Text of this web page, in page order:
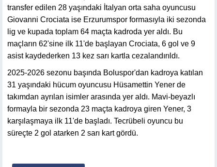
transfer edilen 28 yaşındaki İtalyan orta saha oyuncusu
Giovanni Crociata ise Erzurumspor formasıyla iki sezonda
lig ve kupada toplam 64 maçta kadroda yer aldı. Bu
maçların 62'sine ilk 11'de başlayan Crociata, 6 gol ve 9
asist kaydederken 13 kez sarı kartla cezalandırıldı.
2025-2026 sezonu başında Boluspor'dan kadroya katılan
31 yaşındaki hücum oyuncusu Hüsamettin Yener de
takımdan ayrılan isimler arasında yer aldı. Mavi-beyazlı
formayla bir sezonda 23 maçta kadroya giren Yener, 3
karşılaşmaya ilk 11'de başladı. Tecrübeli oyuncu bu
süreçte 2 gol atarken 2 sarı kart gördü.